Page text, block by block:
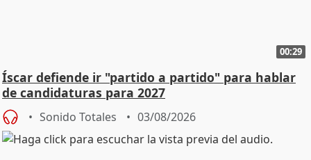
00:29
Íscar defiende ir "partido a partido" para hablar
de candidaturas para 2027
Sonido Totales 03/08/2026